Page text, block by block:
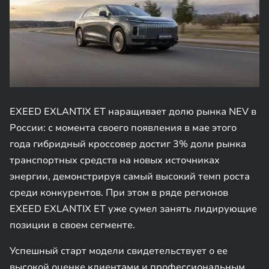
EXEED EXLANTIX ET наращивает долю рынка NEV в
России: с момента своего появления в мае этого
года гибридный кроссовер достиг 3% доли рынка
транспортных средств на новых источниках
энергии, демонстрируя самый высокий темп роста
среди конкурентов. При этом в ряде регионов
EXEED EXLANTIX ET уже сумел занять лидирующие
позиции в своем сегменте.
Успешный старт модели свидетельствует о ее